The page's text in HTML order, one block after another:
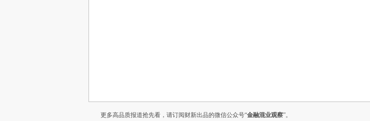
更多高品质报道抢先看，请订阅财新出品的微信公众号“金融混业观察”。